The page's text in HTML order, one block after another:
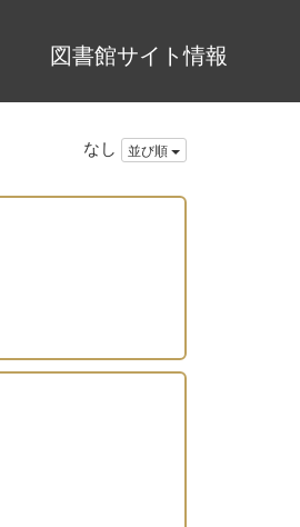
図書館サイト情報
なし 並び順